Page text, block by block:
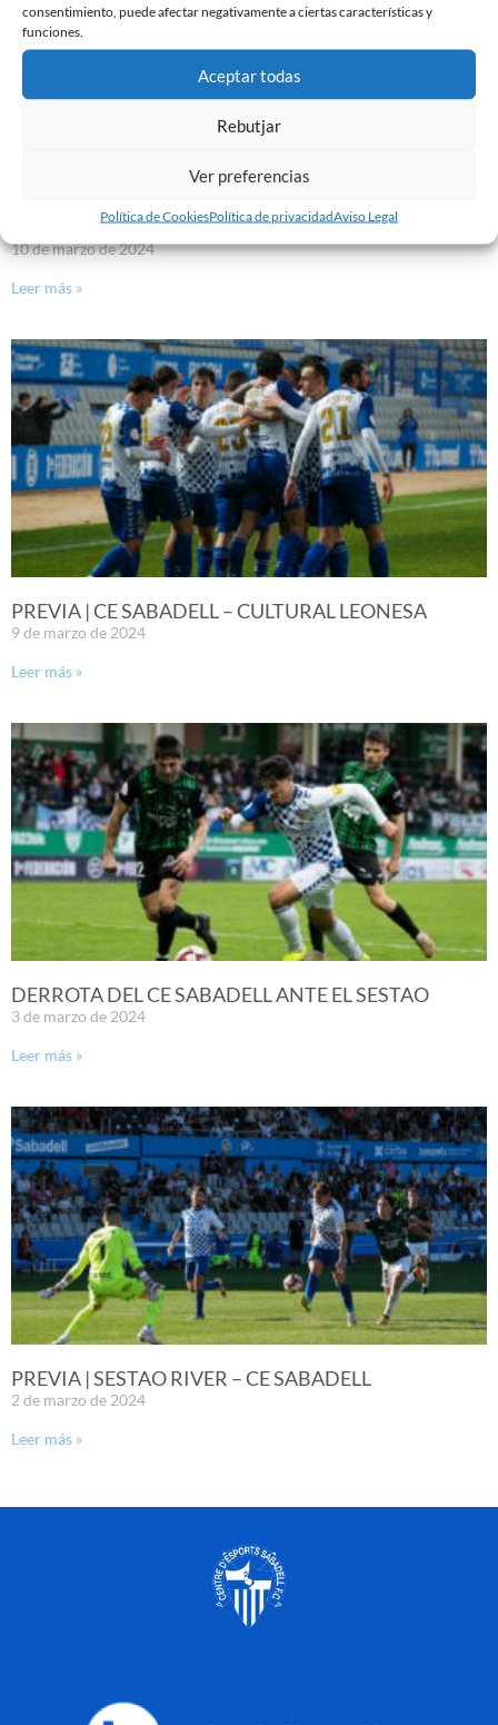
consentimiento, puede afectar negativamente a ciertas características y
funciones.
Aceptar todas
Rebutjar
Ver preferencias
Política de CookiesPolítica de privacidadAviso Legal
NOVA CREU ALTA
10 de marzo de 2024
Leer más »
PREVIA | CE SABADELL – CULTURAL LEONESA
9 de marzo de 2024
Leer más »
DERROTA DEL CE SABADELL ANTE EL SESTAO
3 de marzo de 2024
Leer más »
PREVIA | SESTAO RIVER – CE SABADELL
2 de marzo de 2024
Leer más »